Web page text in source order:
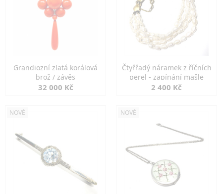
Grandiozní zlatá korálová
brož / závěs
32 000 Kč
Čtyřřadý náramek z říčních
perel - zapínání mašle
2 400 Kč
NOVÉ NOVÉ